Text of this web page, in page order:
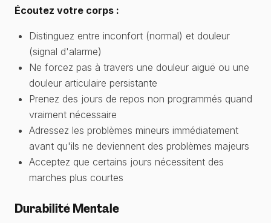
Écoutez votre corps :
Distinguez entre inconfort (normal) et douleur
(signal d'alarme)
Ne forcez pas à travers une douleur aiguë ou une
douleur articulaire persistante
Prenez des jours de repos non programmés quand
vraiment nécessaire
Adressez les problèmes mineurs immédiatement
avant qu'ils ne deviennent des problèmes majeurs
Acceptez que certains jours nécessitent des
marches plus courtes
Durabilité Mentale